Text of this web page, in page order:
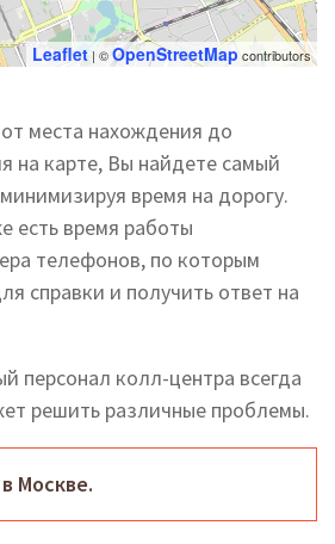
Leaflet | ©OpenStreetMap contributors
места нахождения до
на карте, Вы найдете самый
время на дорогу.
есть время работы
телефонов, по которым
справки и получить ответ на
персонал колл-центра всегда
решить различные проблемы.
в Москве.